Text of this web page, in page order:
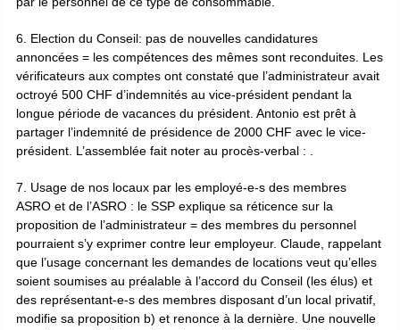
6. Election du Conseil: pas de nouvelles candidatures
annoncées = les compétences des mêmes sont reconduites. Les
vérificateurs aux comptes ont constaté que l’administrateur avait
octroyé 500 CHF d’indemnités au vice-président pendant la
longue période de vacances du président. Antonio est prêt à
partager l’indemnité de présidence de 2000 CHF avec le vice-
président. L’assemblée fait noter au procès-verbal : .
7. Usage de nos locaux par les employé-e-s des membres
ASRO et de l’ASRO : le SSP explique sa réticence sur la
proposition de l’administrateur = des membres du personnel
pourraient s’y exprimer contre leur employeur. Claude, rappelant
que l’usage concernant les demandes de locations veut qu’elles
soient soumises au préalable à l’accord du Conseil (les élus) et
des représentant-e-s des membres disposant d’un local privatif,
modifie sa proposition b) et renonce à la dernière. Une nouvelle